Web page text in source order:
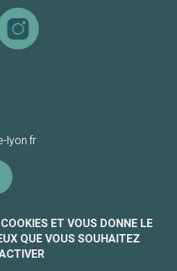
Instagram
lyon.fr
ET VOUS DONNE LE
QUE VOUS SOUHAITEZ